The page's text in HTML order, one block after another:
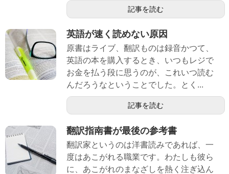
記事を読む
英語が速く読めない原因
原書はライブ、翻訳ものは録音かつて、
英語の本を購入するとき、いつもレジで
お金を払う段に思うのが、これいつ読む
んだろうなということでした。とく...
記事を読む
翻訳指南書が最後の参考書
翻訳家というのは洋書読みであれば、一
度はあこがれる職業です。わたしも彼ら
に、あこがれのまなざしを熱く注ぎ込ん